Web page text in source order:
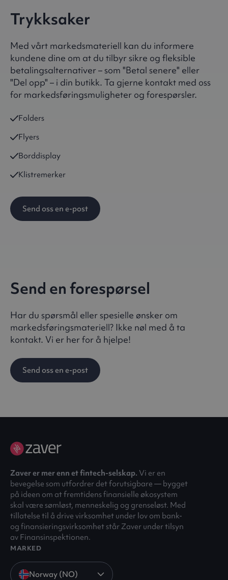
Trykksaker
Med vårt markedsmateriell kan du informere
kundene dine om at du tilbyr sikre og fleksible
betalingsalternativer – som "Betal senere" eller
"Del opp" – i din butikk. Ta gjerne kontakt med oss
for markedsføringsmuligheter og forespørsler.
Folders
Flyers
Borddisplay
Klistremerker
Send oss en e-post
Send en forespørsel
Har du spørsmål eller spesielle ønsker om
markedsføringsmateriell? Ikke nøl med å ta
kontakt. Vi er her for å hjelpe!
Send oss en e-post
Zaver er mer enn et fintech-selskap. Vi er en
bevegelse som utfordrer det forutsigbare — bygget
på ideen om at fremtidens finansielle økosystem
skal være sømløst, menneskelig og grenseløst. Med
tillatelse til å drive virksomhet under lov om bank-
og finansieringsvirksomhet står Zaver under tilsyn
av Finansinspektionen.
MARKED
Norway (NO)